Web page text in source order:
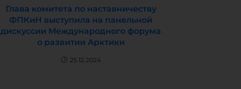
Глава комитета по наставничеству
ФПКиН выступила на панельной
дискуссии Международного форума
о развитии Арктики
25.12.2024